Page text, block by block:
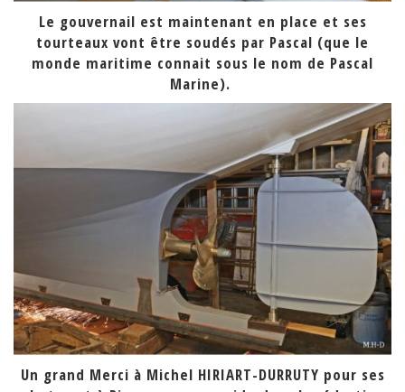
Le gouvernail est maintenant en place et ses
tourteaux vont être soudés par Pascal (que le
monde maritime connait sous le nom de Pascal
Marine).
Un grand Merci à Michel HIRIART-DURRUTY pour ses